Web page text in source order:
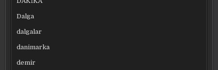
Dalga
dalgalar
danimarka
demir